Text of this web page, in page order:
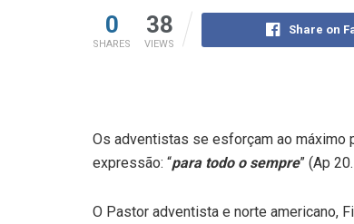
0
SHARES
38
VIEWS
Share on
Os adventistas se esforçam ao máximo
expressão: “para todo o sempre” (Ap
O Pastor adventista e norte americano,